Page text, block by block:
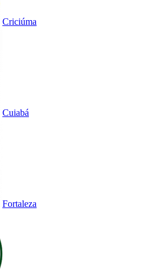
Criciúma
Cuiabá
Fortaleza